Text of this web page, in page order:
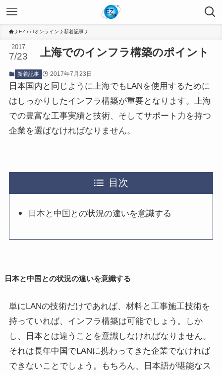
EZ-netオンライン 新着記事
上海でのインフラ構築のポイント
2017
7/23
新着記事 2017年7月23日
日本国内と同じように上海でもLANを使用するために
はしっかりしたインフラ構築が重要となります。上海
での豊富な工事実績と技術、そしてサポート力を持つ
企業を選ばなければなりません。
目次
日本と中国との状況の違いを意識する
日本と中国との状況の違いを意識する
単にLANの技術だけであれば、材料と工事施工技術を
持っていれば、インフラ構築は可能でしょう。しか
し、日本とは違うことを意識しなければなりません。
それは長年中国でLANに携わってきた企業でなければ
できないことでしょう。もちろん、日本語が堪能なス